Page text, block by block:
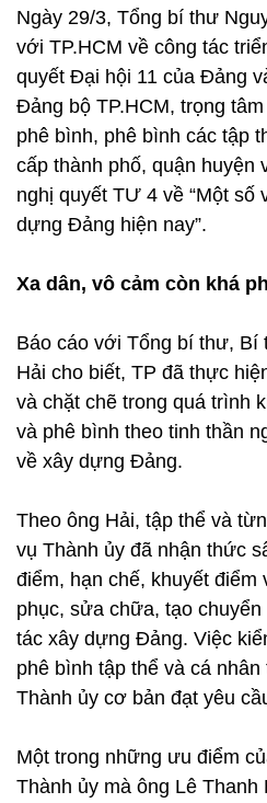
Ngày 29/3, Tổng bí thư
với TP.HCM về công tác
quyết Đại hội 11 của Đảng
Đảng bộ TP.HCM, trọng
phê bình, phê bình các tập
cấp thành phố, quận huyện
nghị quyết TƯ 4 về “Một số
dựng Đảng hiện nay”.
Xa dân, vô cảm còn khá
Báo cáo với Tổng bí thư, Bí
Hải cho biết, TP đã thực
và chặt chẽ trong quá trình
và phê bình theo tinh thần
về xây dựng Đảng.
Theo ông Hải, tập thể và
vụ Thành ủy đã nhận thức
điểm, hạn chế, khuyết điểm
phục, sửa chữa, tạo
tác xây dựng Đảng. Việc
phê bình tập thể và cá
Thành ủy cơ bản đạt yêu
Một trong những ưu điểm
Thành ủy mà ông Lê